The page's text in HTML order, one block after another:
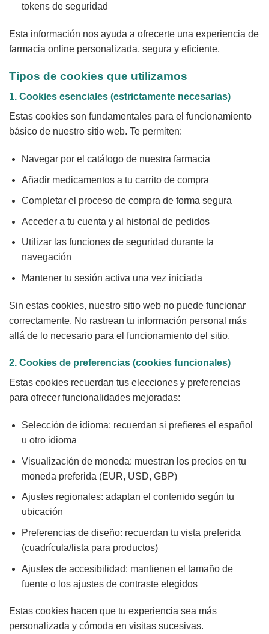
tokens de seguridad
Esta información nos ayuda a ofrecerte una experiencia de
farmacia online personalizada, segura y eficiente.
Tipos de cookies que utilizamos
1. Cookies esenciales (estrictamente necesarias)
Estas cookies son fundamentales para el funcionamiento
básico de nuestro sitio web. Te permiten:
Navegar por el catálogo de nuestra farmacia
Añadir medicamentos a tu carrito de compra
Completar el proceso de compra de forma segura
Acceder a tu cuenta y al historial de pedidos
Utilizar las funciones de seguridad durante la
navegación
Mantener tu sesión activa una vez iniciada
Sin estas cookies, nuestro sitio web no puede funcionar
correctamente. No rastrean tu información personal más
allá de lo necesario para el funcionamiento del sitio.
2. Cookies de preferencias (cookies funcionales)
Estas cookies recuerdan tus elecciones y preferencias
para ofrecer funcionalidades mejoradas:
Selección de idioma: recuerdan si prefieres el español
u otro idioma
Visualización de moneda: muestran los precios en tu
moneda preferida (EUR, USD, GBP)
Ajustes regionales: adaptan el contenido según tu
ubicación
Preferencias de diseño: recuerdan tu vista preferida
(cuadrícula/lista para productos)
Ajustes de accesibilidad: mantienen el tamaño de
fuente o los ajustes de contraste elegidos
Estas cookies hacen que tu experiencia sea más
personalizada y cómoda en visitas sucesivas.